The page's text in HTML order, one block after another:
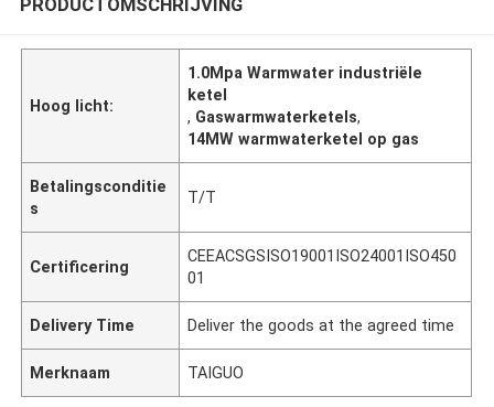
Hoog licht:
1.0Mpa Warmwater industriële
ketel
, Gaswarmwaterketels,
14MW warmwaterketel op gas
Betalingsconditie
s
T/T
Certificering
CEEACSGSISO19001ISO24001ISO450
01
Delivery Time Deliver the goods at the agreed time
Merknaam TAIGUO